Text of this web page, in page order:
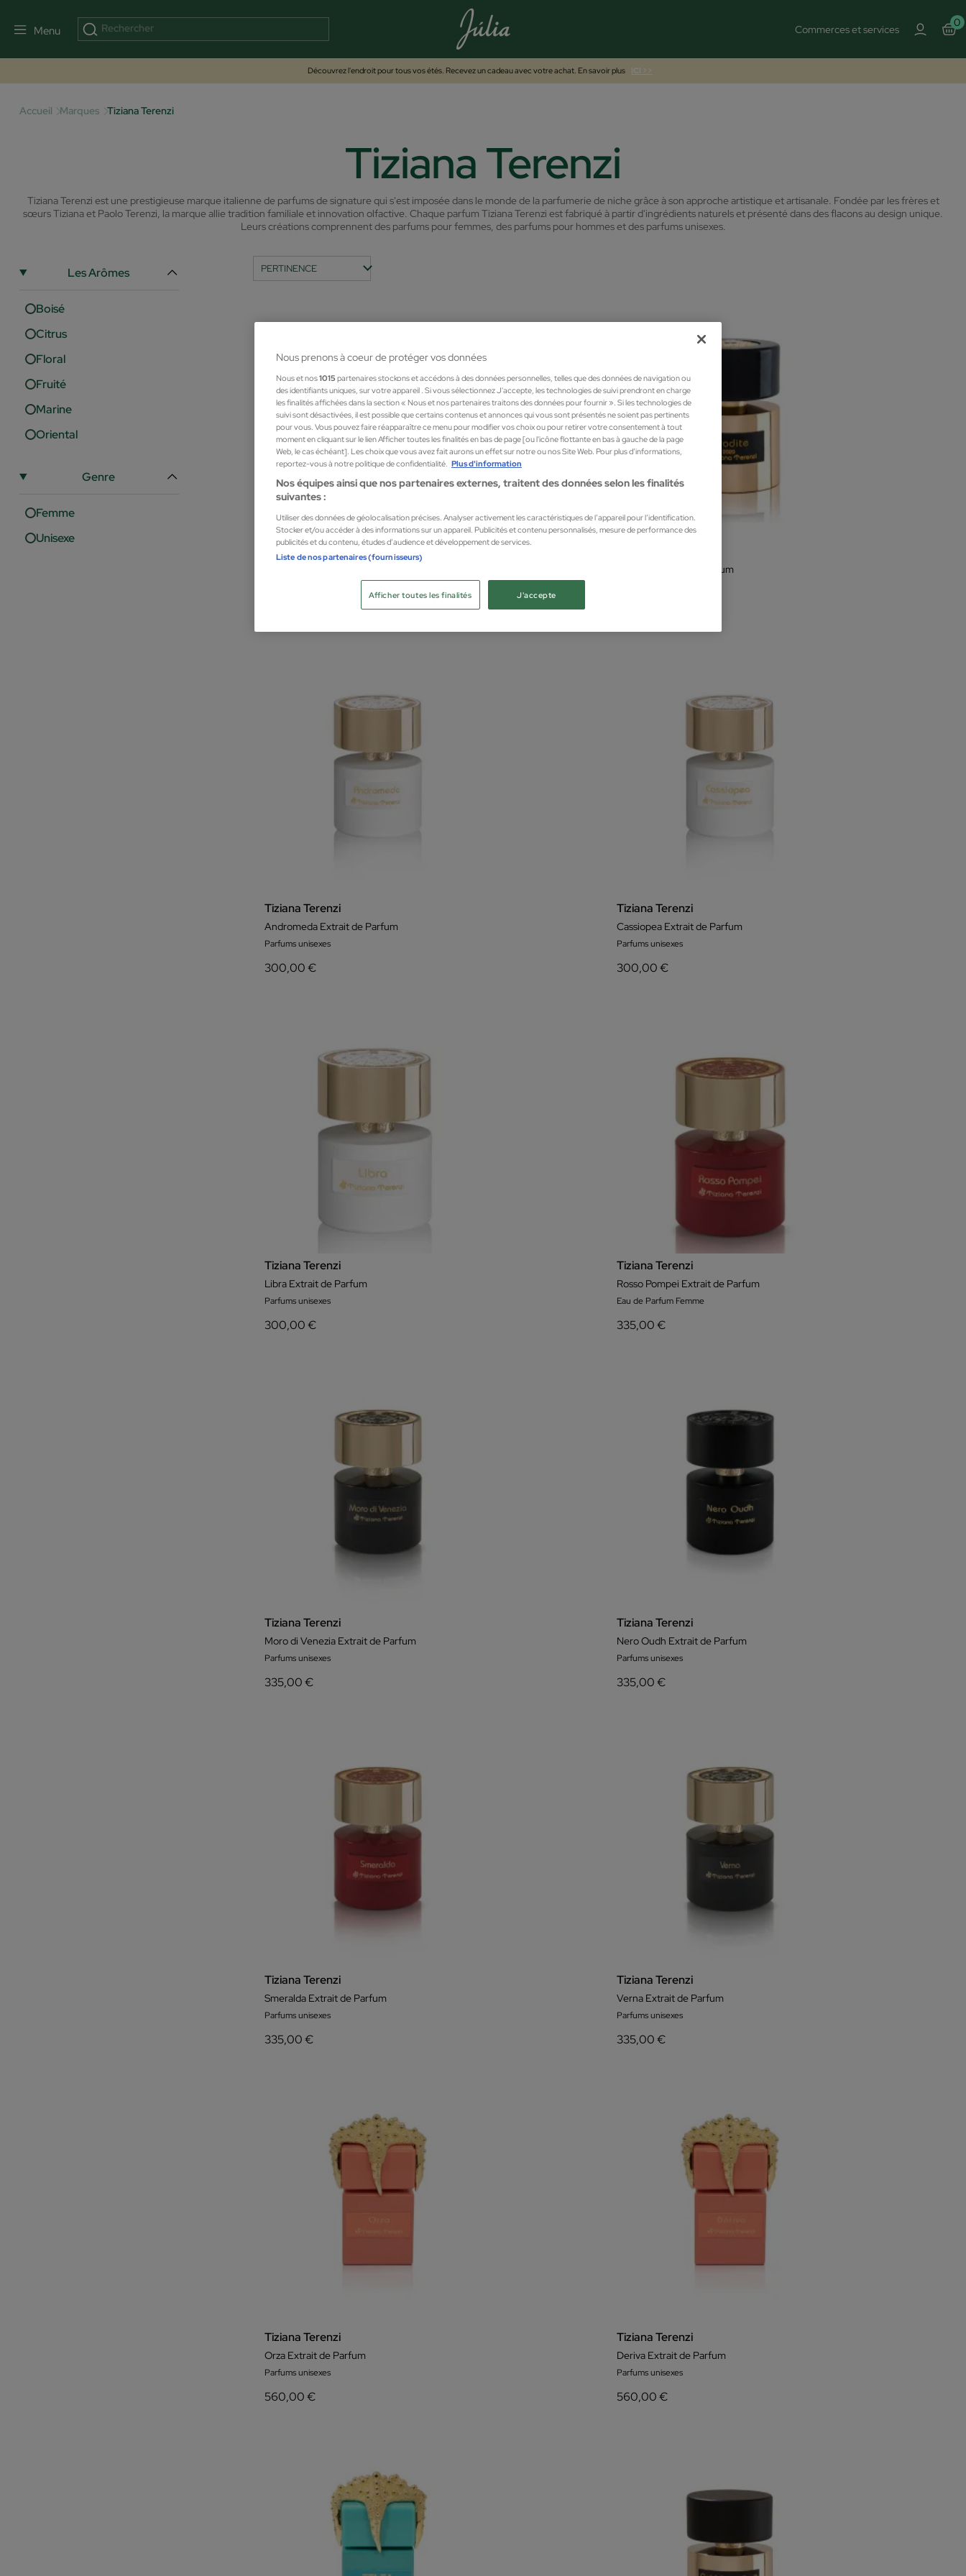
Menu Commerces et services
0
Découvrez l'endroit pour tous vos étés. Recevez un cadeau avec votre achat. En savoir plus ICI >>
Accueil Marques Tiziana Terenzi
Tiziana Terenzi
Tiziana Terenzi est une prestigieuse marque italienne de parfums de signature qui s'est imposée dans le monde de la parfumerie de niche grâce à son approche artistique et artisanale. Fondée par les frères et
sœurs Tiziana et Paolo Terenzi, la marque allie tradition familiale et innovation olfactive. Chaque parfum Tiziana Terenzi est fabriqué à partir d'ingrédients naturels et présenté dans des flacons au design unique.
Leurs créations comprennent des parfums pour femmes, des parfums pour hommes et des parfums unisexes.
Les Arômes
Boisé
Citrus
Floral
Fruité
Marine
Oriental
Genre
Femme
Unisexe
Tiziana Terenzi
Afrodite Extrait de Parfum
Tiziana Terenzi
Andromeda Extrait de Parfum
Parfums unisexes
300,00 €
Tiziana Terenzi
Cassiopea Extrait de Parfum
Parfums unisexes
300,00 €
Tiziana Terenzi
Libra Extrait de Parfum
Parfums unisexes
300,00 €
Tiziana Terenzi
Rosso Pompei Extrait de Parfum
Eau de Parfum Femme
335,00 €
Tiziana Terenzi
Moro di Venezia Extrait de Parfum
Parfums unisexes
335,00 €
Tiziana Terenzi
Nero Oudh Extrait de Parfum
Parfums unisexes
335,00 €
Tiziana Terenzi
Smeralda Extrait de Parfum
Parfums unisexes
335,00 €
Tiziana Terenzi
Verna Extrait de Parfum
Parfums unisexes
335,00 €
Tiziana Terenzi
Orza Extrait de Parfum
Parfums unisexes
560,00 €
Tiziana Terenzi
Deriva Extrait de Parfum
Parfums unisexes
560,00 €
Nous prenons à coeur de protéger vos données
Nous et nos1015 partenaires stockons et accédons à des données personnelles, telles que des données de navigation ou
des identifiants uniques, sur votre appareil . Si vous sélectionnez J'accepte, les technologies de suivi prendront en charge
les finalités affichées dans la section « Nous et nos partenaires traitons des données pour fournir ». Si les technologies de
suivi sont désactivées, il est possible que certains contenus et annonces qui vous sont présentés ne soient pas pertinents
pour vous. Vous pouvez faire réapparaître ce menu pour modifier vos choix ou pour retirer votre consentement à tout
moment en cliquant sur le lien Afficher toutes les finalités en bas de page [ou l'icône flottante en bas à gauche de la page
Web, le cas échéant]. Les choix que vous avez fait aurons un effet sur notre ou nos Site Web. Pour plus d’informations,
reportez-vous à notre politique de confidentialité. Plus d'information
Nos équipes ainsi que nos partenaires externes, traitent des données selon les finalités
suivantes :
Utiliser des données de géolocalisation précises. Analyser activement les caractéristiques de l’appareil pour l’identification.
Stocker et/ou accéder à des informations sur un appareil. Publicités et contenu personnalisés, mesure de performance des
publicités et du contenu, études d’audience et développement de services.
Liste de nos partenaires (fournisseurs)
J'accepte
Afficher toutes les finalités